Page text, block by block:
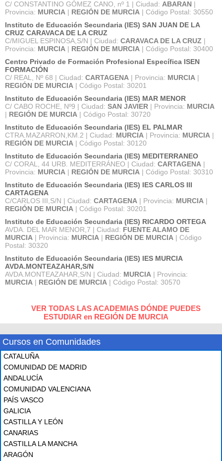
C/ CONSTANTINO GÓMEZ CANO, nº 1 | Ciudad: ABARAN |
Provincia: MURCIA | REGIÓN DE MURCIA | Código Postal: 30550
Instituto de Educación Secundaria (IES) SAN JUAN DE LA
CRUZ CARAVACA DE LA CRUZ
C/MIGUEL ESPINOSA,S/N | Ciudad: CARAVACA DE LA CRUZ |
Provincia: MURCIA | REGIÓN DE MURCIA | Código Postal: 30400
Centro Privado de Formación Profesional Específica ISEN
FORMACIÓN
C/ REAL, Nº 68 | Ciudad: CARTAGENA | Provincia: MURCIA |
REGIÓN DE MURCIA | Código Postal: 30201
Instituto de Educación Secundaria (IES) MAR MENOR
C/ CABO ROCHE, Nº9 | Ciudad: SAN JAVIER | Provincia: MURCIA
| REGIÓN DE MURCIA | Código Postal: 30720
Instituto de Educación Secundaria (IES) EL PALMAR
CTRA.MAZARRON,KM.2 | Ciudad: MURCIA | Provincia: MURCIA |
REGIÓN DE MURCIA | Código Postal: 30120
Instituto de Educación Secundaria (IES) MEDITERRANEO
C/ CORAL, 44 URB. MEDITERRÁNEO | Ciudad: CARTAGENA |
Provincia: MURCIA | REGIÓN DE MURCIA | Código Postal: 30310
Instituto de Educación Secundaria (IES) IES CARLOS III
CARTAGENA
C/CARLOS III,S/N | Ciudad: CARTAGENA | Provincia: MURCIA |
REGIÓN DE MURCIA | Código Postal: 30201
Instituto de Educación Secundaria (IES) RICARDO ORTEGA
AVDA. DEL MAR MENOR,7 | Ciudad: FUENTE ALAMO DE
MURCIA | Provincia: MURCIA | REGIÓN DE MURCIA | Código
Postal: 30320
Instituto de Educación Secundaria (IES) IES MURCIA
AVDA.MONTEAZAHAR,S/N
AVDA.MONTEAZAHAR,S/N | Ciudad: MURCIA | Provincia:
MURCIA | REGIÓN DE MURCIA | Código Postal: 30570
VER TODAS LAS ACADEMIAS DÓNDE PUEDES
ESTUDIAR en REGIÓN DE MURCIA
Cursos en Comunidades
CATALUÑA
COMUNIDAD DE MADRID
ANDALUCÍA
COMUNIDAD VALENCIANA
PAÍS VASCO
GALICIA
CASTILLA Y LEÓN
CANARIAS
CASTILLA LA MANCHA
ARAGÓN